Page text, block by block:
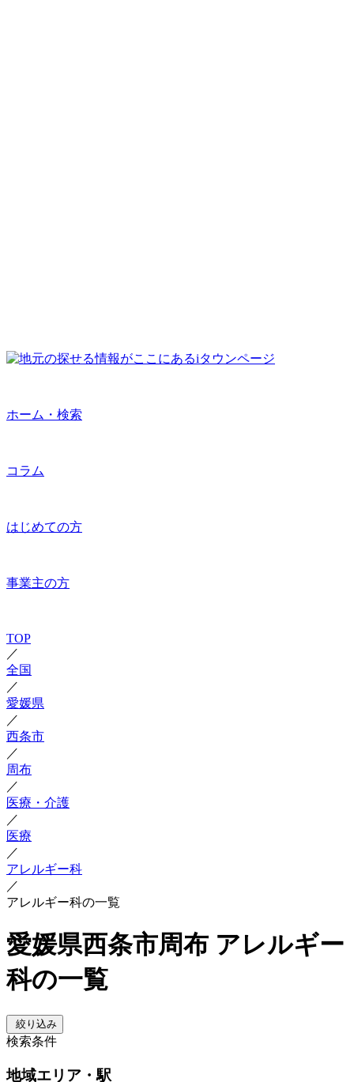
ホーム・検索
コラム
はじめての方
事業主の方
TOP
／
全国
／
愛媛県
／
西条市
／
周布
／
医療・介護
／
医療
／
アレルギー科
／
アレルギー科の一覧
愛媛県西条市周布 アレルギー
科の一覧
絞り込み
検索条件
地域エリア・駅